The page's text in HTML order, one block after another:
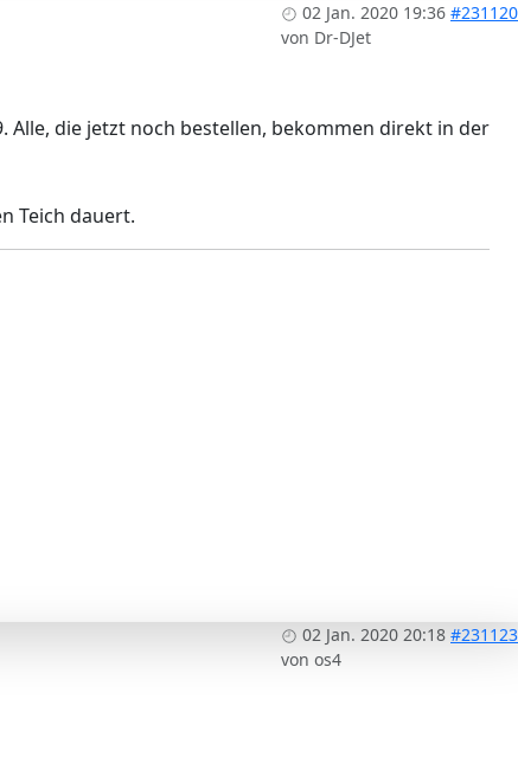
02 Jan. 2020 19:36 #231120
von Dr-DJet
Alle, die jetzt noch bestellen, bekommen direkt in der
Teich dauert.
02 Jan. 2020 20:18 #231123
von os4